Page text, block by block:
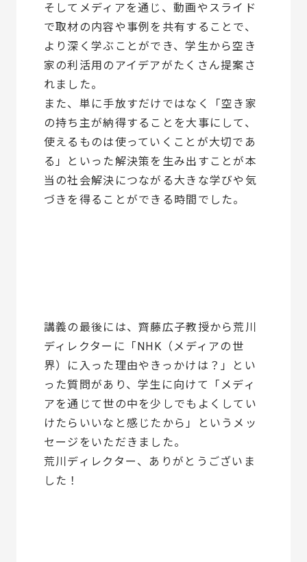
そしてメディアを通じ、動画やスライド
で取材の内容や事例を共有することで、
より深く学ぶことができ、学生から空き
家の利活用のアイデアがたくさん提案さ
れました。
また、単に手放すだけではなく「空き家
の持ち主が納得することを大事にして、
使えるものは使っていくことが大切であ
る」といった解決策を生み出すことが本
当の社会解決につながる大きな学びや気
づきを得ることができる時間でした。
講義の最後には、齊藤広子教授から荒川
ディレクターに「NHK（メディアの世
界）に入った理由やきっかけは？」とい
った質問があり、学生に向けて「メディ
アを通じて世の中を少しでもよくしてい
けたらいいなと感じたから」というメッ
セージをいただきました。
荒川ディレクター、ありがとうございま
した！